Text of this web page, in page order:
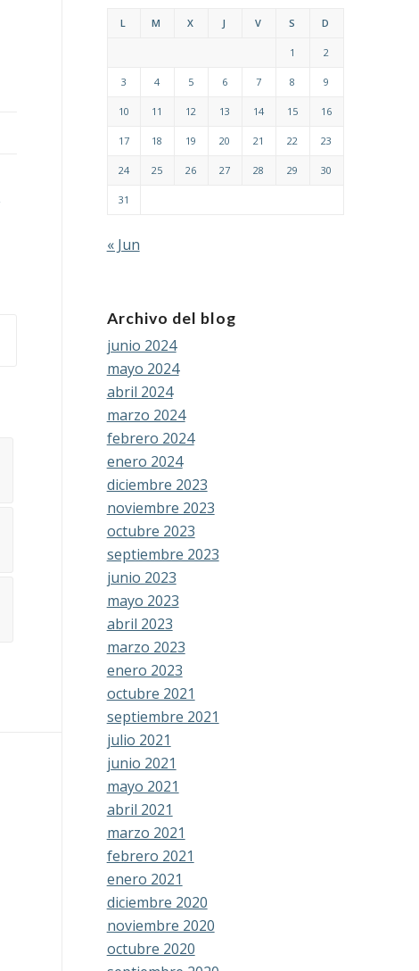
L M X J V S D
1 2
3 4 5 6 7 8 9
10 11 12 13 14 15 16
17 18 19 20 21 22 23
24 25 26 27 28 29 30
31
« Jun
Archivo del blog
junio 2024
mayo 2024
abril 2024
marzo 2024
febrero 2024
enero 2024
diciembre 2023
noviembre 2023
octubre 2023
septiembre 2023
junio 2023
mayo 2023
abril 2023
marzo 2023
enero 2023
octubre 2021
septiembre 2021
julio 2021
junio 2021
mayo 2021
abril 2021
marzo 2021
febrero 2021
enero 2021
diciembre 2020
noviembre 2020
octubre 2020